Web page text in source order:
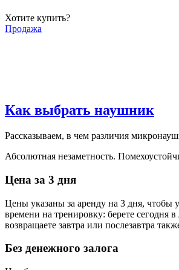
Хотите купить?
Продажа
Как выбрать наушник
Рассказываем, в чем различия
Абсолютная незаметность.
Цена за 3 дня
Цены указаны за аренду на 3 дня, чтобы
времени на тренировку: берете сегодня
возвращаете завтра или послезавтра
Без денежного залога